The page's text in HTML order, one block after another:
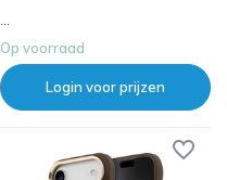
Op voorraad
Login voor prijzen